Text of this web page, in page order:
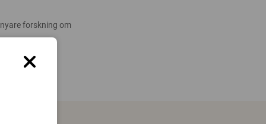
forskning om